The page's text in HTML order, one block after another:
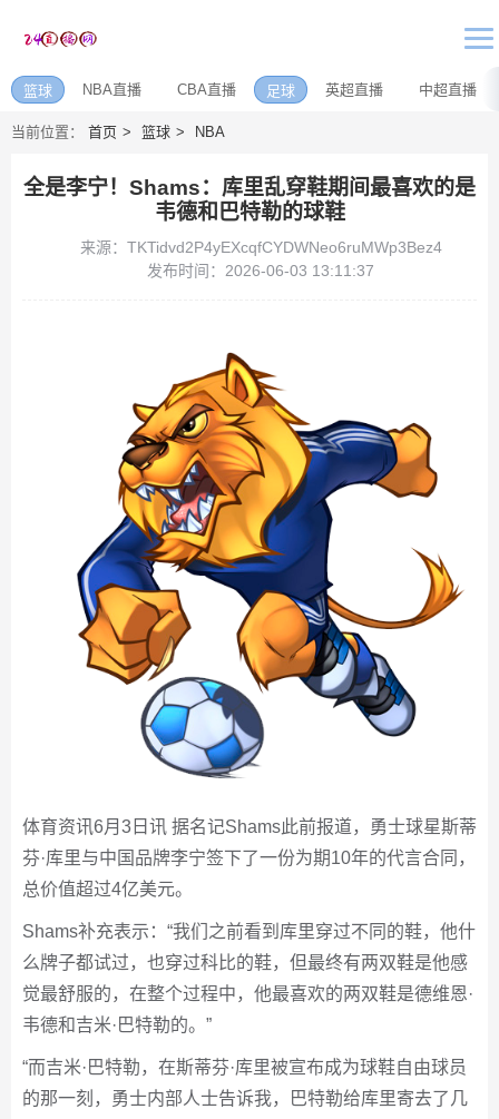
篮球 NBA直播 CBA直播 足球 英超直播 中超直播
当前位置： 首页 篮球 NBA
全是李宁！Shams：库里乱穿鞋期间最喜欢的是
韦德和巴特勒的球鞋
来源：TKTidvd2P4yEXcqfCYDWNeo6ruMWp3Bez4
发布时间：2026-06-03 13:11:37
体育资讯6月3日讯 据名记Shams此前报道，勇士球星斯蒂
芬·库里与中国品牌李宁签下了一份为期10年的代言合同，
总价值超过4亿美元。
Shams补充表示：“我们之前看到库里穿过不同的鞋，他什
么牌子都试过，也穿过科比的鞋，但最终有两双鞋是他感
觉最舒服的，在整个过程中，他最喜欢的两双鞋是德维恩·
韦德和吉米·巴特勒的。”
“而吉米·巴特勒，在斯蒂芬·库里被宣布成为球鞋自由球员
的那一刻，勇士内部人士告诉我，巴特勒给库里寄去了几